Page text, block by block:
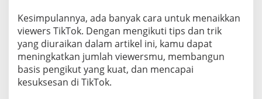
Kesimpulannya, ada banyak cara untuk menaikkan
viewers TikTok. Dengan mengikuti tips dan trik
yang diuraikan dalam artikel ini, kamu dapat
meningkatkan jumlah viewersmu, membangun
basis pengikut yang kuat, dan mencapai
kesuksesan di TikTok.